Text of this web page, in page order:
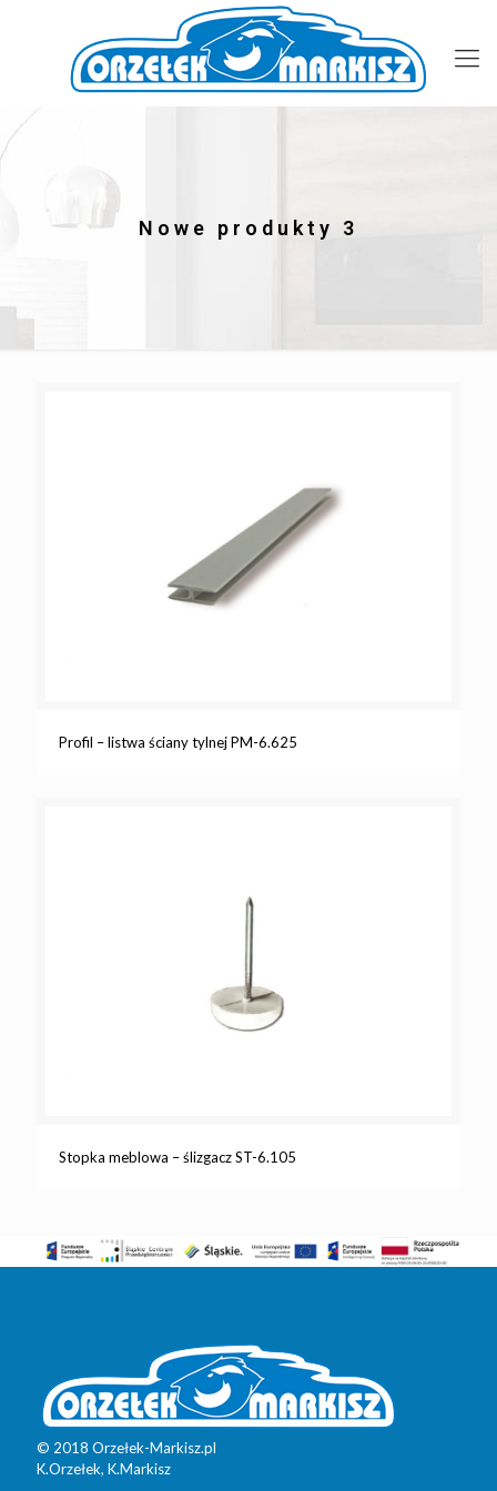
Nowe produkty 3
Profil – listwa ściany tylnej PM-6.625
Stopka meblowa – ślizgacz ST-6.105
© 2018 Orzełek-Markisz.pl
K.Orzełek, K.Markisz